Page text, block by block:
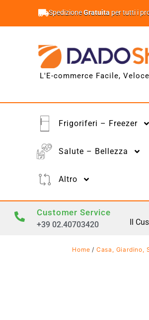
SpedizioneGratuita per tutti i
L'E-commerce Facile,
Frigoriferi – Freezer
Salute – Bellezza
Altro
Customer Service
+39 02.40703420 Il
Home / Casa, Giardino,